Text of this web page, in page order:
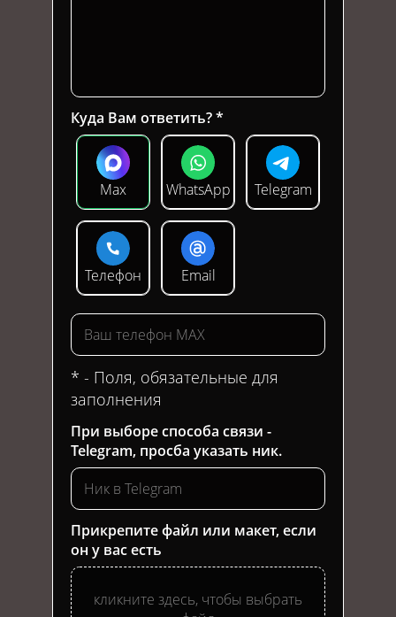
Куда Вам ответить?
Max WhatsApp Telegram
Телефон Email
* - Поля, обязательные для
заполнения
При выборе способа связи -
Telegram, просба указать ник.
Прикрепите файл или макет, если
он у вас есть
кликните здесь, чтобы выбрать